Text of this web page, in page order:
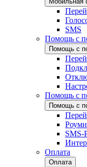
SMS
Помощь с
Помощь с
Помощь с
Помощь с
SMS-
Оплата
Оплата